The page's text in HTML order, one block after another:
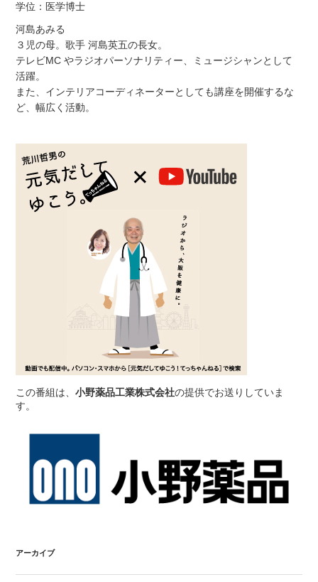
学位：医学博士
河島あみる
３児の母。歌手 河島英五の長女。
テレビMC やラジオパーソナリティー、ミュージシャンとして
活躍。
また、インテリアコーディネーターとしても講座を開催するな
ど、幅広く活動。
この番組は、小野薬品工業株式会社の提供でお送りしていま
す。
アーカイブ